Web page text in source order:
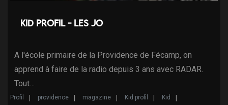
Kid Profil - Les JO
A l'école primaire de la Providence de Fécamp, on
apprend à faire de la radio depuis 3 ans avec RADAR.
Tout…
Profil providence magazine Kid profil
Kid